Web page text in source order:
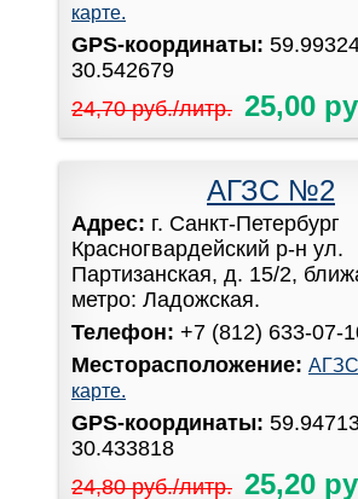
карте.
GPS-координаты:
30.542679
24,70 руб./литр. 25,00
АГЗС №2
Адрес: г. Санкт-Петербург
Красногвардейский р-н ул.
Партизанская, д. 15/2,
метро: Ладожская.
Телефон: +7 (812) 633-07-
Месторасположение:
карте.
GPS-координаты:
30.433818
24,80 руб./литр. 25,20